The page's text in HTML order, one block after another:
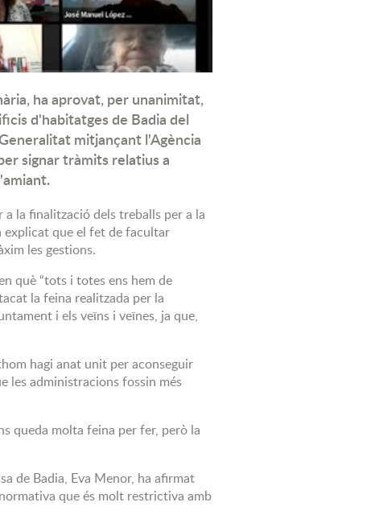
2021 ha aprovat, per unanimitat,
d'habitatges de Badia del
mitjançant l'Agència
signar tràmits relatius a
la finalització dels treballs per a la
explicat que el fet de facultar
les gestions.
què “tots i totes ens hem de
la feina realitzada per la
i els veïns i veïnes, ja que,
hagi anat unit per aconseguir
les administracions fossin més
queda molta feina per fer, però la
de Badia, Eva Menor, ha afirmat
que és molt restrictiva amb